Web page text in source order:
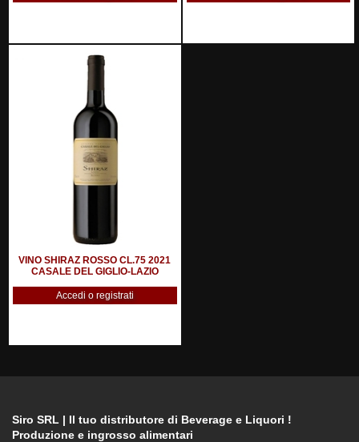
VINO SHIRAZ ROSSO CL.75 2021
CASALE DEL GIGLIO-LAZIO
Accedi o registrati
Siro SRL | Il tuo distributore di Beverage e Liquori !
Produzione e ingrosso alimentari